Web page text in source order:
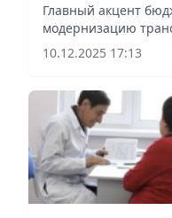
инфраструктуры
Главный акцент
модернизацию
инфраструктуры,
10.12.2025 17:13